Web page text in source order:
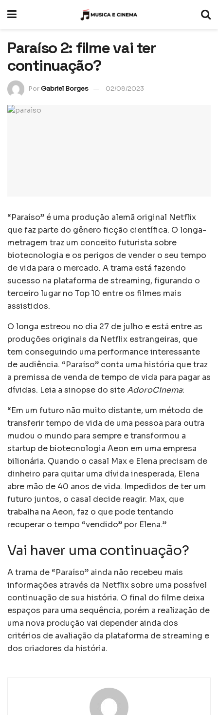
Paraíso 2: filme vai ter
continuação?
PorGabriel Borges 02/08/2023
“Paraíso” é uma produção alemã original Netflix
que faz parte do gênero ficção científica. O longa-
metragem traz um conceito futurista sobre
biotecnologia e os perigos de vender o seu tempo
de vida para o mercado. A trama está fazendo
sucesso na plataforma de streaming, figurando o
terceiro lugar no Top 10 entre os filmes mais
assistidos.
O longa estreou no dia 27 de julho e está entre as
produções originais da Netflix estrangeiras, que
tem conseguindo uma performance interessante
de audiência. “Paraíso” conta uma história que traz
a premissa de venda de tempo de vida para pagar as
dívidas. Leia a sinopse do siteAdoroCinema:
“Em um futuro não muito distante, um método de
transferir tempo de vida de uma pessoa para outra
mudou o mundo para sempre e transformou a
startup de biotecnologia Aeon em uma empresa
bilionária. Quando o casal Max e Elena precisam de
dinheiro para quitar uma dívida inesperada, Elena
abre mão de 40 anos de vida. Impedidos de ter um
futuro juntos, o casal decide reagir. Max, que
trabalha na Aeon, faz o que pode tentando
recuperar o tempo “vendido” por Elena.”
Vai haver uma continuação?
A trama de “Paraíso” ainda não recebeu mais
informações através da Netflix sobre uma possível
continuação de sua história. O final do filme deixa
espaços para uma sequência, porém a realização de
uma nova produção vai depender ainda dos
critérios de avaliação da plataforma de streaming e
dos criadores da história.